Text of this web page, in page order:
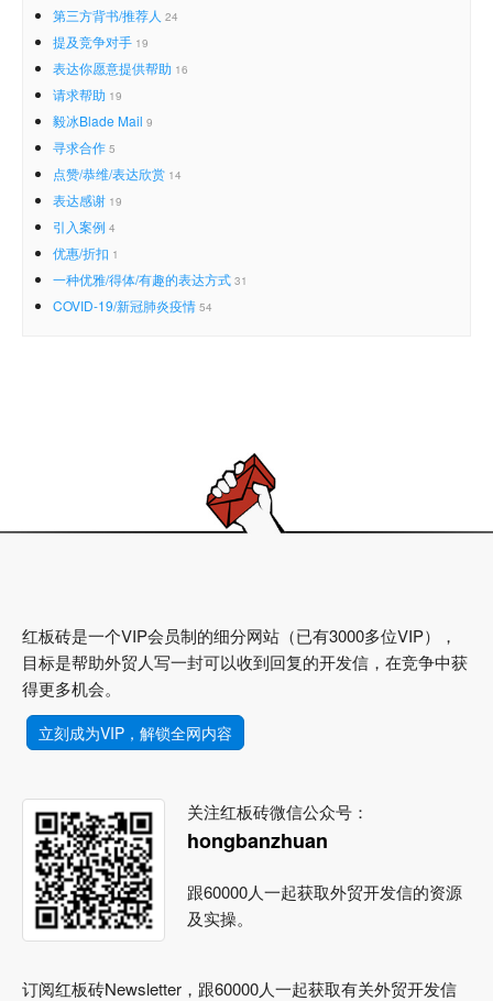
第三方背书/推荐人 24
提及竞争对手 19
表达你愿意提供帮助 16
请求帮助 19
毅冰Blade Mail 9
寻求合作 5
点赞/恭维/表达欣赏 14
表达感谢 19
引入案例 4
优惠/折扣 1
一种优雅/得体/有趣的表达方式 31
COVID-19/新冠肺炎疫情 54
红板砖是一个VIP会员制的细分网站（已有3000多位VIP），
目标是帮助外贸人写一封可以收到回复的开发信，在竞争中获
得更多机会。
立刻成为VIP，解锁全网内容
关注红板砖微信公众号：
hongbanzhuan
跟60000人一起获取外贸开发信的资源
及实操。
订阅红板砖Newsletter，跟60000人一起获取有关外贸开发信